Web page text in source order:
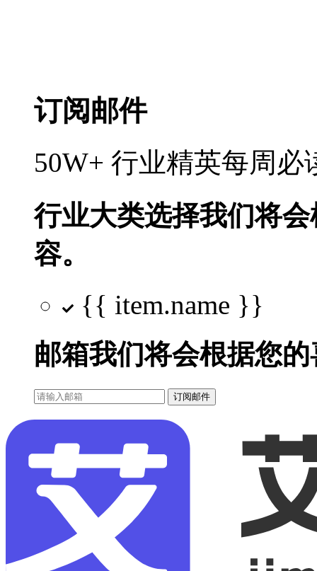
订阅邮件
50W+ 行业精英每周
行业大类选择我们将
容。
{{ item.name }}
邮箱我们将会根据您
订阅邮件